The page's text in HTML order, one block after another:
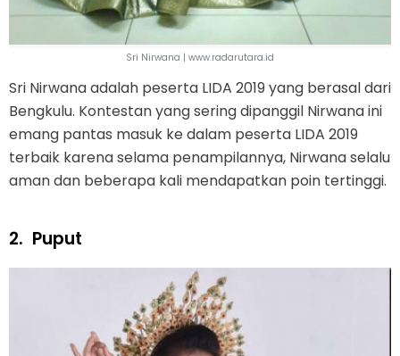
Sri Nirwana | www.radarutara.id
Sri Nirwana adalah peserta LIDA 2019 yang berasal dari
Bengkulu. Kontestan yang sering dipanggil Nirwana ini
emang pantas masuk ke dalam peserta LIDA 2019
terbaik karena selama penampilannya, Nirwana selalu
aman dan beberapa kali mendapatkan poin tertinggi.
2. Puput